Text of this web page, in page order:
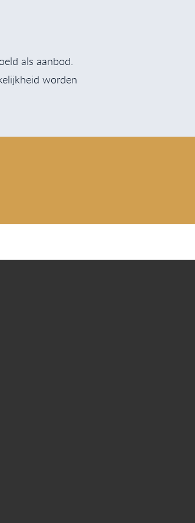
als aanbod.
worden